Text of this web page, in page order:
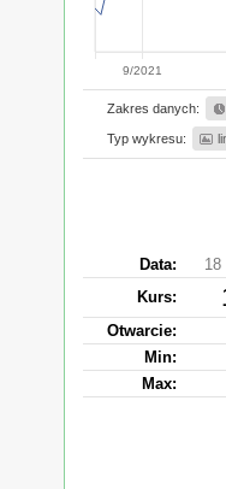
9/2021
Zakres danych:
Typ wykresu:
Data:
18
Kurs:
Otwarcie:
Min:
Max: